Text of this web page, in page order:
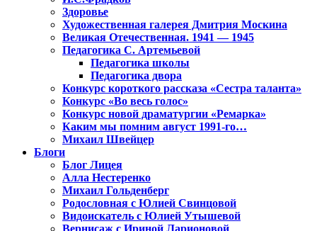
Здоровье
Художественная галерея Дмитрия Москина
Великая Отечественная. 1941 — 1945
Педагогика С. Артемьевой
Педагогика школы
Педагогика двора
Конкурс короткого рассказа «Сестра таланта»
Конкурс «Во весь голос»
Конкурс новой драматургии «Ремарка»
Каким мы помним август 1991-го…
Михаил Швейцер
Блоги
Блог Лицея
Алла Нестеренко
Михаил Гольденберг
Родословная с Юлией Свинцовой
Видоискатель с Юлией Утышевой